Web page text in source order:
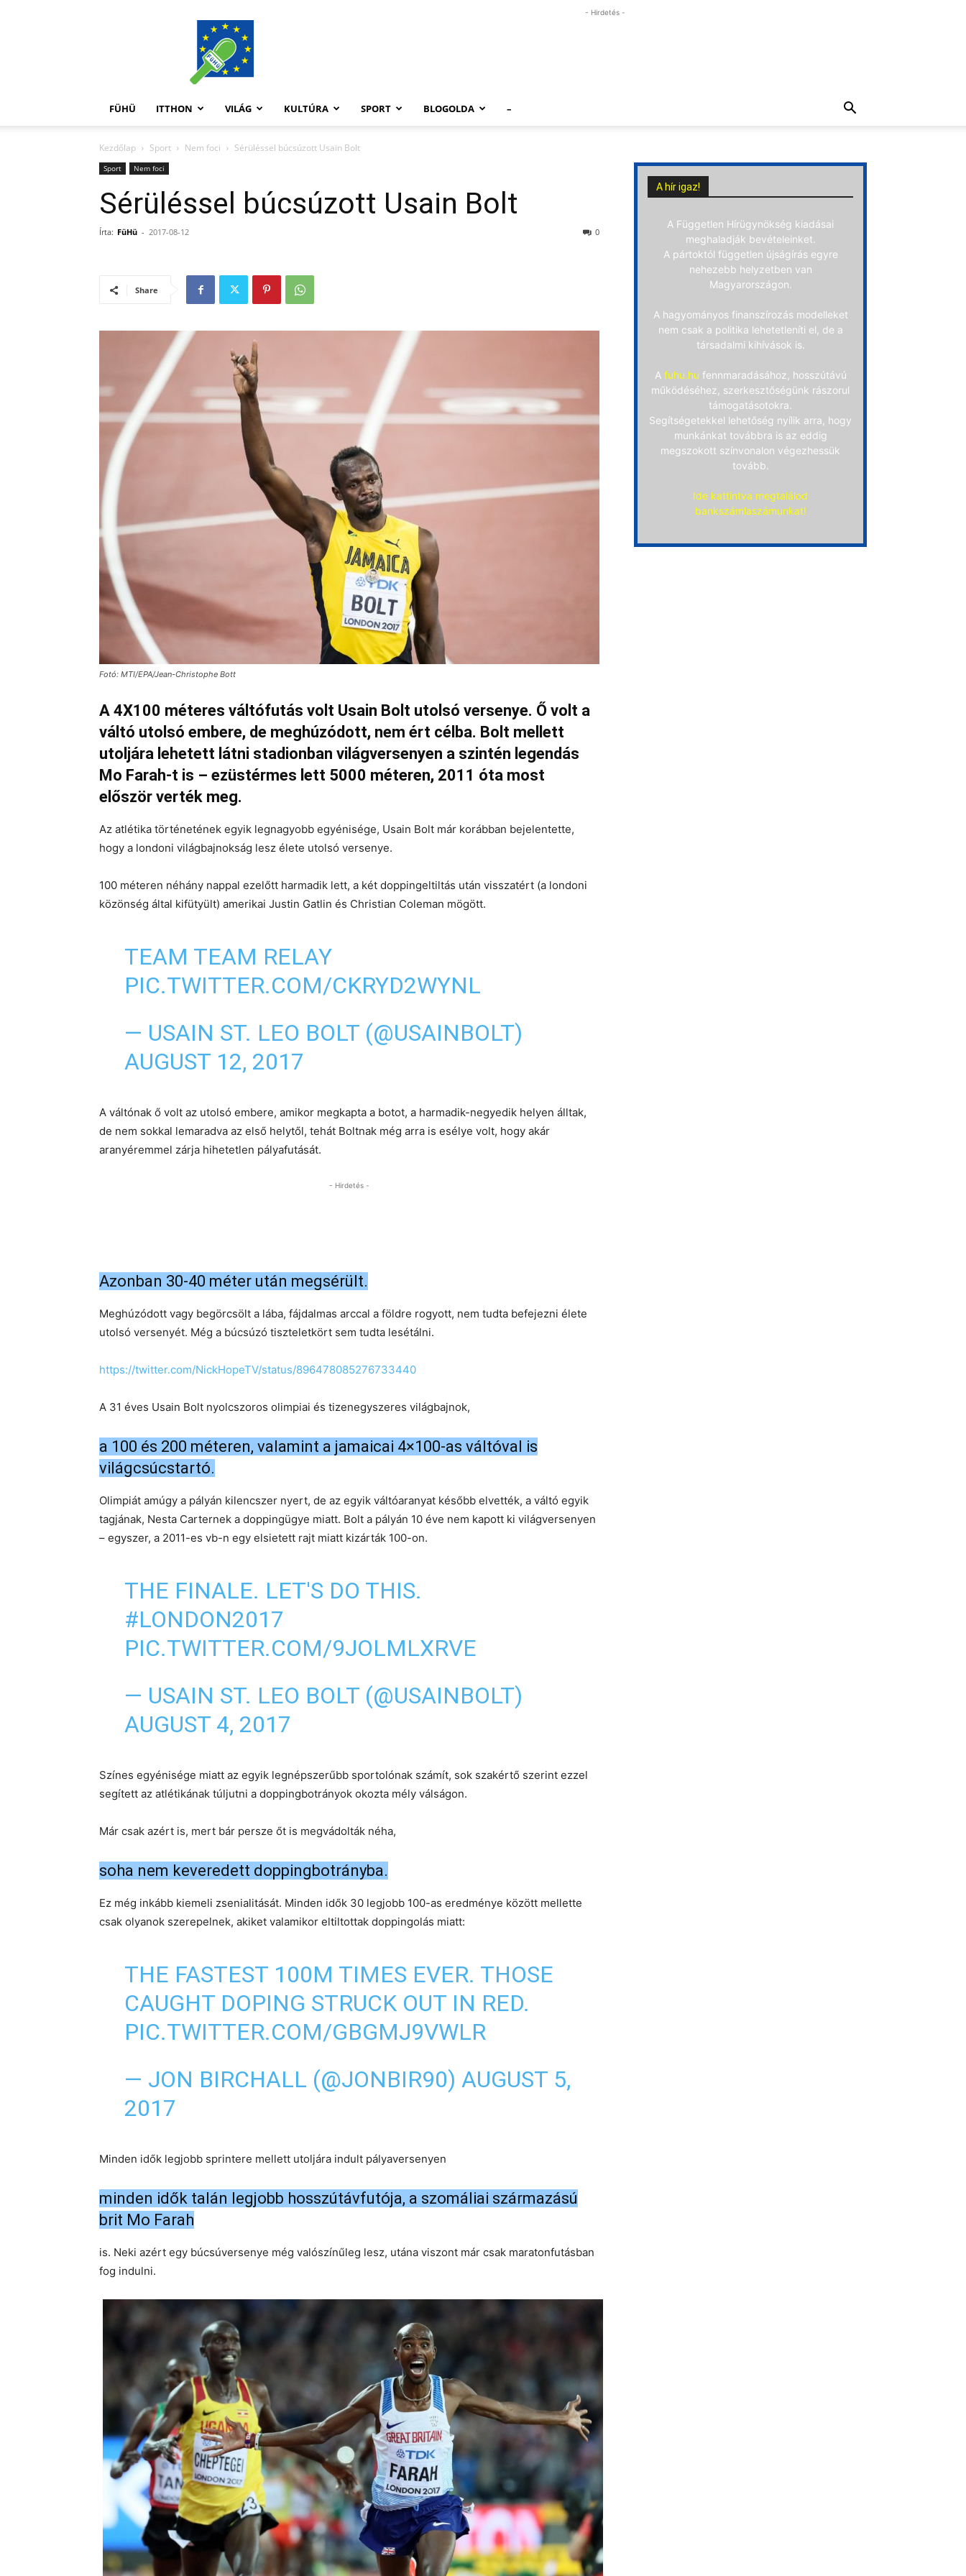
FüHü
- Hirdetés -
FÜHÜ ITTHON VILÁG KULTÚRA SPORT BLOGOLDA –
Kezdőlap Sport Nem foci Sérüléssel búcsúzott Usain Bolt
Sport Nem foci
Sérüléssel búcsúzott Usain Bolt
Írta: FüHü - 2017-08-12 0
Share
Fotó: MTI/EPA/Jean-Christophe Bott
A 4X100 méteres váltófutás volt Usain Bolt utolsó versenye. Ő volt a
váltó utolsó embere, de meghúzódott, nem ért célba. Bolt mellett
utoljára lehetett látni stadionban világversenyen a szintén legendás
Mo Farah-t is – ezüstérmes lett 5000 méteren, 2011 óta most
először verték meg.
Az atlétika történetének egyik legnagyobb egyénisége, Usain Bolt már korábban bejelentette,
hogy a londoni világbajnokság lesz élete utolsó versenye.
100 méteren néhány nappal ezelőtt harmadik lett, a két doppingeltiltás után visszatért (a londoni
közönség által kifütyült) amerikai Justin Gatlin és Christian Coleman mögött.
TEAM TEAM RELAY
PIC.TWITTER.COM/CKRYD2WYNL
— USAIN ST. LEO BOLT (@USAINBOLT)
AUGUST 12, 2017
A váltónak ő volt az utolsó embere, amikor megkapta a botot, a harmadik-negyedik helyen álltak,
de nem sokkal lemaradva az első helytől, tehát Boltnak még arra is esélye volt, hogy akár
aranyéremmel zárja hihetetlen pályafutását.
- Hirdetés -
Azonban 30-40 méter után megsérült.
Meghúzódott vagy begörcsölt a lába, fájdalmas arccal a földre rogyott, nem tudta befejezni élete
utolsó versenyét. Még a búcsúzó tiszteletkört sem tudta lesétálni.
https://twitter.com/NickHopeTV/status/896478085276733440
A 31 éves Usain Bolt nyolcszoros olimpiai és tizenegyszeres világbajnok,
a 100 és 200 méteren, valamint a jamaicai 4×100-as váltóval is
világcsúcstartó.
Olimpiát amúgy a pályán kilencszer nyert, de az egyik váltóaranyat később elvették, a váltó egyik
tagjának, Nesta Carternek a doppingügye miatt. Bolt a pályán 10 éve nem kapott ki világversenyen
– egyszer, a 2011-es vb-n egy elsietett rajt miatt kizárták 100-on.
THE FINALE. LET'S DO THIS.
#LONDON2017
PIC.TWITTER.COM/9JOLMLXRVE
— USAIN ST. LEO BOLT (@USAINBOLT)
AUGUST 4, 2017
Színes egyénisége miatt az egyik legnépszerűbb sportolónak számít, sok szakértő szerint ezzel
segített az atlétikának túljutni a doppingbotrányok okozta mély válságon.
Már csak azért is, mert bár persze őt is megvádolták néha,
soha nem keveredett doppingbotrányba.
Ez még inkább kiemeli zsenialitását. Minden idők 30 legjobb 100-as eredménye között mellette
csak olyanok szerepelnek, akiket valamikor eltiltottak doppingolás miatt:
THE FASTEST 100M TIMES EVER. THOSE
CAUGHT DOPING STRUCK OUT IN RED.
PIC.TWITTER.COM/GBGMJ9VWLR
— JON BIRCHALL (@JONBIR90) AUGUST 5,
2017
Minden idők legjobb sprintere mellett utoljára indult pályaversenyen
minden idők talán legjobb hosszútávfutója, a szomáliai származású
brit Mo Farah
is. Neki azért egy búcsúversenye még valószínűleg lesz, utána viszont már csak maratonfutásban
fog indulni.
A hír igaz!
A Független Hírügynökség kiadásai
meghaladják bevételeinket.
A pártoktól független újságírás egyre
nehezebb helyzetben van
Magyarországon.
A hagyományos finanszírozás modelleket
nem csak a politika lehetetleníti el, de a
társadalmi kihívások is.
A fuhu.hu fennmaradásához, hosszútávú
működéséhez, szerkesztőségünk rászorul
támogatásotokra.
Segítségetekkel lehetőség nyílik arra, hogy
munkánkat továbbra is az eddig
megszokott színvonalon végezhessük
tovább.
Ide kattintva megtalálod
bankszámlaszámunkat!